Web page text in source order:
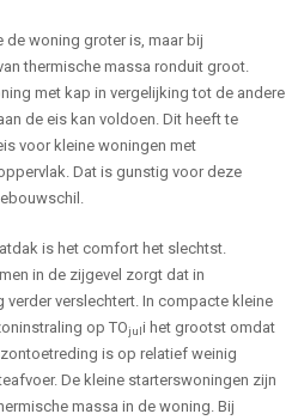
de woning groter is, maar bij
thermische massa ronduit groot.
met kap in vergelijking tot de andere
de eis kan voldoen. Dit heeft te
voor kleine woningen met
Dat is gunstig voor deze
is het comfort het slechtst.
in de zijgevel zorgt dat in
verslechtert. In compacte kleine
op TOjul i het grootst omdat
is op relatief weinig
De kleine starterswoningen zijn
massa in de woning. Bij